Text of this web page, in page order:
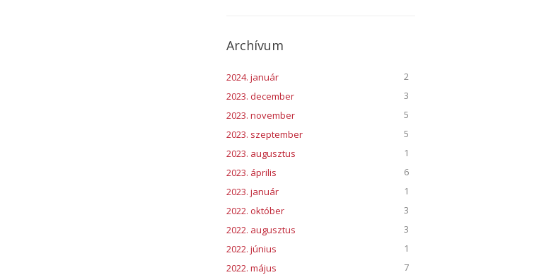
Archívum
2024. január
2
2023. december
3
2023. november
5
2023. szeptember
5
2023. augusztus
1
2023. április
6
2023. január
1
2022. október
3
2022. augusztus
3
2022. június
1
2022. május
7